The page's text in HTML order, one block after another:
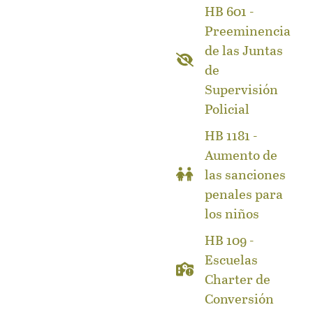
HB 601 -
Preeminencia
de las Juntas
de
Supervisión
Policial
HB 1181 -
Aumento de
las sanciones
penales para
los niños
HB 109 -
Escuelas
Charter de
Conversión